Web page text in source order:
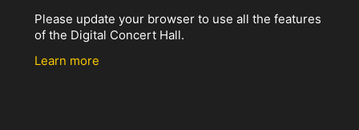
Please update your browser to use all the features
of the Digital Concert Hall.
Learn more